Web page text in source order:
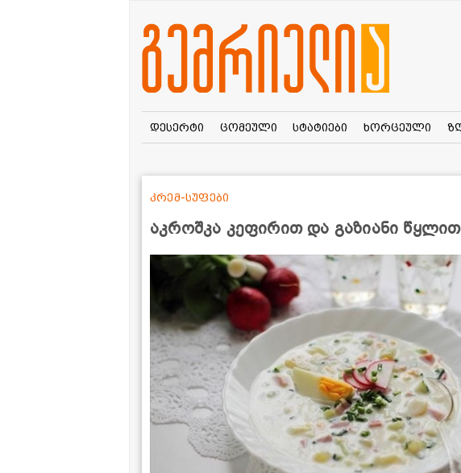
დესერტი ცომეული სტატიები ხორცეული
აკროშკა კეფირით და გაზიანი წყლით
კრემ-სუფები